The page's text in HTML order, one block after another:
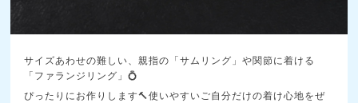
サイズあわせの難しい、親指の「サムリング」や関節に着ける
「ファランジリング」💍
ぴったりにお作りします🔨使いやすいご自分だけの着け心地をぜ